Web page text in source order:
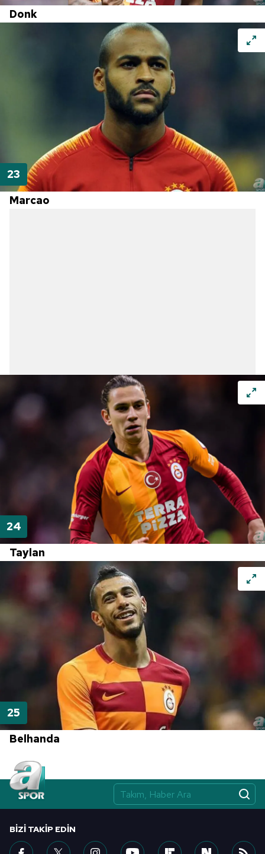
Donk
Marcao
Taylan
Belhanda
BIZI TAKIP EDIN